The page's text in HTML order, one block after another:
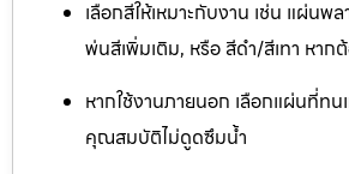
เลือกสีให้เหมาะกับงาน เช่น แผ่นพ
พ่นสีเพิ่มเติม, หรือ สีดำ/สีเทา หาก
หากใช้งานภายนอก เลือกแผ่นที่ท
คุณสมบัติไม่ดูดซึมน้ำ